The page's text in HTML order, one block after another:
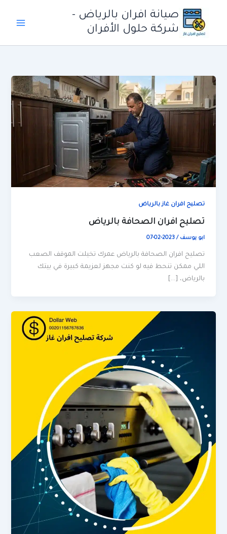
المحتوى
صيانة افران بالرياض -
شركة حلول الأفران
تصليح افران غاز بالرياض
تصليح افران الصحافة بالرياض
ابو يوسف/
2023-02-07
تصليح افران الصحافة بالرياض عمرك تخيلت الموقف الصعب
اللي ممكن تنحط فيه لو كنت مجهز لعزيمة كبيرة في بيتك
بالرياض، […]